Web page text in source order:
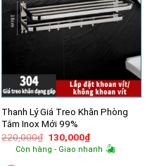
Thanh Lý Giá Treo Khăn Phòng
Tắm Inox Mới 99%
220,000₫ Giá
gốc
là:
130,000₫Giá
hiện
tại
Còn hàng - Giao nhanh